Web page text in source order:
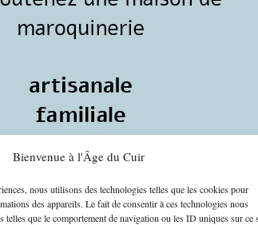
Bienvenue à l'Âge du Cuir
nous utilisons des technologies telles que les cookies pour
des appareils. Le fait de consentir à ces technologies nous
telles que le comportement de navigation ou les ID uniques sur ce